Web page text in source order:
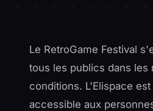
Le RetroGame Festival
tous les publics dans les
conditions. L'Elispace
accessible aux